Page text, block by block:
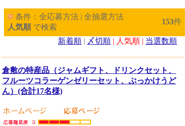
条件：全応募方法 | 全抽選方法
人気順 で検索
153件
新着順 | 〆切順 | 人気順 | 当選数順
倉敷の特産品（ジャムギフト、ドリンクセット、
フルーツコラーゲンゼリーセット、ぶっかけうど
ん）(合計17名様)